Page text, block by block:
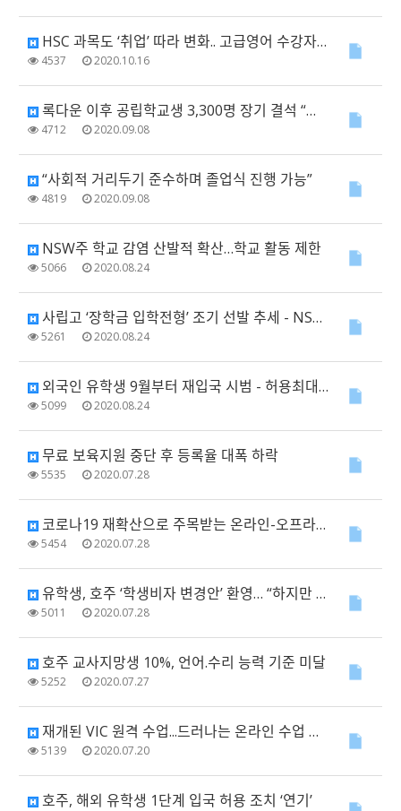
HSC 과목도 ‘취업’ 따라 변화.. 고급영어 수강자 감소
4537 2020.10.16
록다운 이후 공립학교생 3,300명 장기 결석 “취약 계층 자녀들 공교육 탈락 우려”
4712 2020.09.08
“사회적 거리두기 준수하며 졸업식 진행 가능”
4819 2020.09.08
NSW주 학교 감염 산발적 확산…학교 활동 제한
5066 2020.08.24
사립고 ‘장학금 입학전형’ 조기 선발 추세 - NSW∙ACT 소재 20개교 5학년 대상 시험 …
5261 2020.08.24
외국인 유학생 9월부터 재입국 시범 - 허용최대 300명 애들레이드 입국 추진
5099 2020.08.24
무료 보육지원 중단 후 등록율 대폭 하락
5535 2020.07.28
코로나19 재확산으로 주목받는 온라인-오프라인 혼합형 '블렌디드 러닝' 교육
5454 2020.07.28
유학생, 호주 ‘학생비자 변경안’ 환영… “하지만 더 많은 확실성 필요”
5011 2020.07.28
호주 교사지망생 10%, 언어.수리 능력 기준 미달
5252 2020.07.27
재개된 VIC 원격 수업...드러나는 온라인 수업 환경 격차
5139 2020.07.20
호주, 해외 유학생 1단계 입국 허용 조치 ‘연기’